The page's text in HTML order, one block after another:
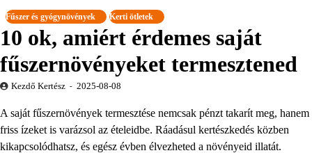
Fűszer és gyógynövények Kerti ötletek
10 ok, amiért érdemes saját
fűszernövényeket termesztened
Kezdő Kertész 2025-08-08
A saját fűszernövények termesztése nemcsak pénzt takarít meg, hanem
friss ízeket is varázsol az ételeidbe. Ráadásul kertészkedés közben
kikapcsolódhatsz, és egész évben élvezheted a növényeid illatát.